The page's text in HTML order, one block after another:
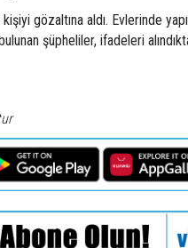
gözaltına aldı. Evlerinde
şüpheliler, ifadeleri